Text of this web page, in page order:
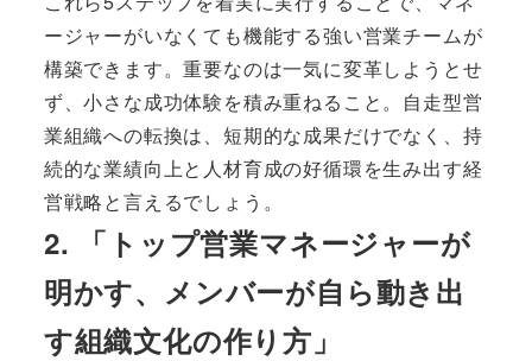
ージャーがいなくても機能する強い営業チームが
構築できます。重要なのは一気に変革しようとせ
ず、小さな成功体験を積み重ねること。自走型営
業組織への転換は、短期的な成果だけでなく、持
続的な業績向上と人材育成の好循環を生み出す経
営戦略と言えるでしょう。
2. 「トップ営業マネージャーが
明かす、メンバーが自ら動き出
す組織文化の作り方」